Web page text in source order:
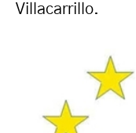
Villacarrillo.